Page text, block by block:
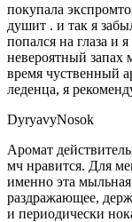
покупала
душит . и так я
попался на глаза и
невероятный запах
время чуственный
леденца, я
DyryavyNosok
Аромат
мч нравится. Для
именно эта
раздражающее,
и периодически